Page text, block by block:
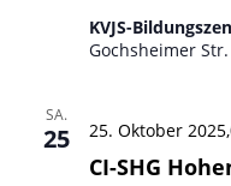
KVJS-
Gochsheimer
SA.
25
CI-SHG
25. Oktober